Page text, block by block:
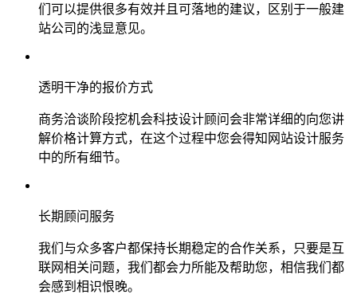
们可以提供很多有效并且可落地的建议，区别于一般建
站公司的浅显意见。
透明干净的报价方式
商务洽谈阶段挖机会科技设计顾问会非常详细的向您讲
解价格计算方式，在这个过程中您会得知网站设计服务
中的所有细节。
长期顾问服务
我们与众多客户都保持长期稳定的合作关系，只要是互
联网相关问题，我们都会力所能及帮助您，相信我们都
会感到相识恨晚。